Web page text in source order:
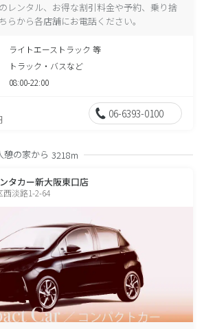
レンタル、お得な割引料金や予約、乗り捨
らから各店舗にお電話ください。
ライトエーストラック 等
トラック・バスなど
08:00-22:00
06-6393-0100
憩の家から 3218m
タカー新大阪東口店
淡路1-2-64